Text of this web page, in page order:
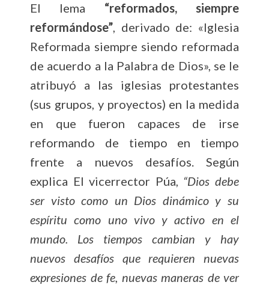
El lema “reformados, siempre
reformándose”, derivado de: «Iglesia
Reformada siempre siendo reformada
de acuerdo a la Palabra de Dios», se le
atribuyó a las iglesias protestantes
(sus grupos, y proyectos) en la medida
en que fueron capaces de irse
reformando de tiempo en tiempo
frente a nuevos desafíos. Según
explica El vicerrector Púa, “Dios debe
ser visto como un Dios dinámico y su
espíritu como uno vivo y activo en el
mundo. Los tiempos cambian y hay
nuevos desafíos que requieren nuevas
expresiones de fe, nuevas maneras de ver